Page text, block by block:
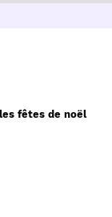
fêtes de noël